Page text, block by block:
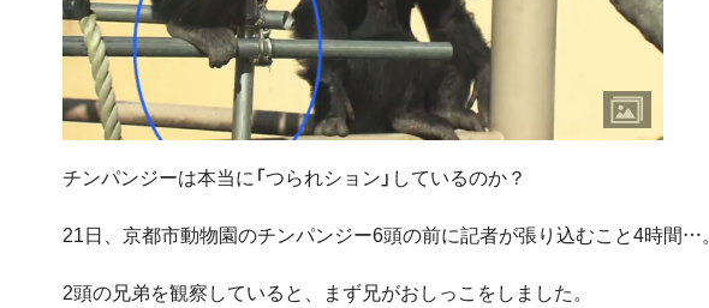
チンパンジーは本当に「つられション」しているのか？
21日、京都市動物園のチンパンジー6頭の前に記者が張り込むこと4時間…。
2頭の兄弟を観察していると、まず兄がおしっこをしました。